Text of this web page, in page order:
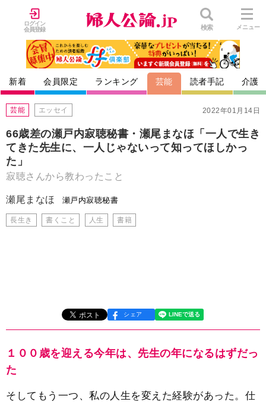
ログイン
会員登録
検索 メニュー
新着 会員限定 ランキング 芸能 読者手記 介護
2022年01月14日
芸能 エッセイ
66歳差の瀬戸内寂聴秘書・瀬尾まなほ「一人で生き
てきた先生に、一人じゃないって知ってほしかっ
た」
寂聴さんから教わったこと
瀬尾まなほ 瀬戸内寂聴秘書
長生き 書くこと 人生 書籍
シェア
１００歳を迎える今年は、先生の年になるはずだっ
た
そしてもう一つ、私の人生を変えた経験があった。仕